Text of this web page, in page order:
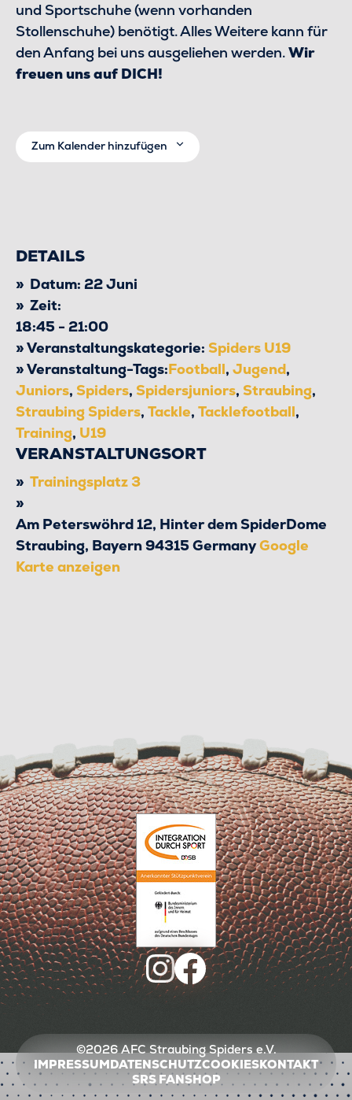
und Sportschuhe (wenn vorhanden
Stollenschuhe) benötigt. Alles Weitere kann für
den Anfang bei uns ausgeliehen werden.Wir
freuen uns auf DICH!
Zum Kalender hinzufügen
DETAILS
Datum: 22 Juni
Zeit:
18:45 - 21:00
Veranstaltungskategorie: Spiders U19
Veranstaltung-Tags:Football, Jugend,
Juniors, Spiders, Spidersjuniors, Straubing,
Straubing Spiders, Tackle, Tacklefootball,
Training, U19
VERANSTALTUNGSORT
Trainingsplatz 3
Am Peterswöhrd 12, Hinter dem SpiderDome
Straubing, Bayern94315GermanyGoogle
Karte anzeigen
©2026 AFC Straubing Spiders e.V.
IMPRESSUMDATENSCHUTZCOOKIESKONTAKT
SRS FANSHOP